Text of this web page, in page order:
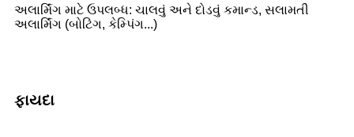
અલાર્મિંગ માટે ઉપલબ્ધ: ચાલવું અને દોડવું કમાન્ડ, સલામતી
અલાર્મિંગ (બોટિંગ, કેમ્પિંગ...)
ફાયદા